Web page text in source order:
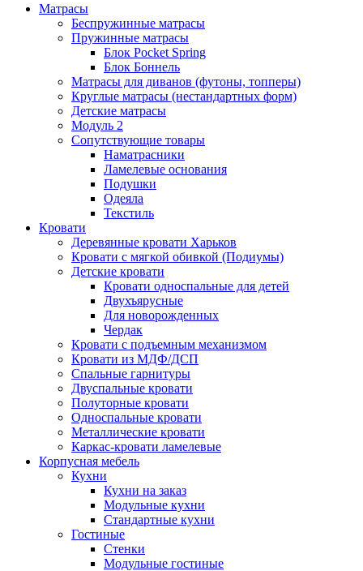
Матрасы
Беспружинные матрасы
Пружинные матрасы
Блок Pocket Spring
Блок Боннель
Матрасы для диванов (футоны, топперы)
Круглые матрасы (нестандартных форм)
Детские матрасы
Модуль 2
Сопутствующие товары
Наматрасники
Ламелевые основания
Подушки
Одеяла
Текстиль
Кровати
Деревянные кровати Харьков
Кровати с мягкой обивкой (Подиумы)
Детские кровати
Кровати односпальные для детей
Двухъярусные
Для новорожденных
Чердак
Кровати с подъемным механизмом
Кровати из МДФ/ДСП
Спальные гарнитуры
Двуспальные кровати
Полуторные кровати
Односпальные кровати
Металлические кровати
Каркас-кровати ламелевые
Корпусная мебель
Кухни
Кухни на заказ
Модульные кухни
Стандартные кухни
Гостиные
Стенки
Модульные гостиные